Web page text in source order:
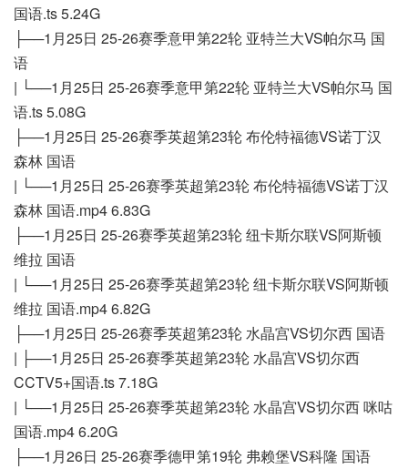
国语.ts 5.24G
├──1月25日 25-26赛季意甲第22轮 亚特兰大VS帕尔马 国
语
| └──1月25日 25-26赛季意甲第22轮 亚特兰大VS帕尔马 国
语.ts 5.08G
├──1月25日 25-26赛季英超第23轮 布伦特福德VS诺丁汉
森林 国语
| └──1月25日 25-26赛季英超第23轮 布伦特福德VS诺丁汉
森林 国语.mp4 6.83G
├──1月25日 25-26赛季英超第23轮 纽卡斯尔联VS阿斯顿
维拉 国语
| └──1月25日 25-26赛季英超第23轮 纽卡斯尔联VS阿斯顿
维拉 国语.mp4 6.82G
├──1月25日 25-26赛季英超第23轮 水晶宫VS切尔西 国语
| ├──1月25日 25-26赛季英超第23轮 水晶宫VS切尔西
CCTV5+国语.ts 7.18G
| └──1月25日 25-26赛季英超第23轮 水晶宫VS切尔西 咪咕
国语.mp4 6.20G
├──1月26日 25-26赛季德甲第19轮 弗赖堡VS科隆 国语